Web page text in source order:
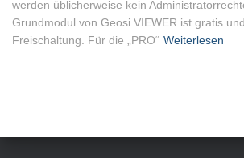
werden üblicherweise kein
Grundmodul von Geosi VIEWER ist gratis
Freischaltung. Für die „PRO“ Weiterlesen